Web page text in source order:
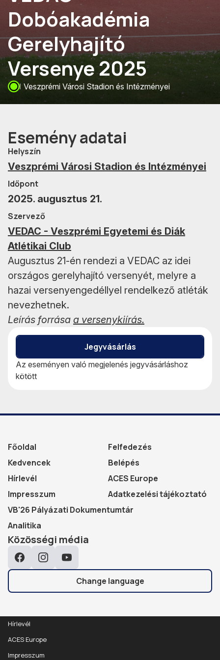
Dobóakadémia
Gerelyhajító
Versenye 2025
Veszprémi Városi Stadion és Intézményei
Esemény adatai
Helyszín
Veszprémi Városi Stadion és Intézményei
Időpont
2025. augusztus 21.
Szervező
VEDAC - Veszprémi Egyetemi és Diák
Atlétikai Club
Augusztus 21-én rendezi a VEDAC az idei
országos gerelyhajító versenyét, melyre a
hazai versenyengedéllyel rendelkező atléták
nevezhetnek.
Leírás forrása a versenykiírás.
Jegyvásárlás
Az eseményen való megjelenés jegyvásárláshoz
kötött
Főoldal
Felfedezés
Kedvencek
Belépés
Hírlevél
ACES Europe
Impresszum
Adatkezelési tájékoztató
VB'26 Pályázati Dokumentumtár
Analitika
Közösségi média
FacebookInstagramYouTube
Change language
Hírlevél
ACES Europe
Impresszum